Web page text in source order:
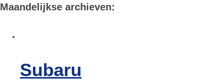
Maandelijkse archieven:
Subaru